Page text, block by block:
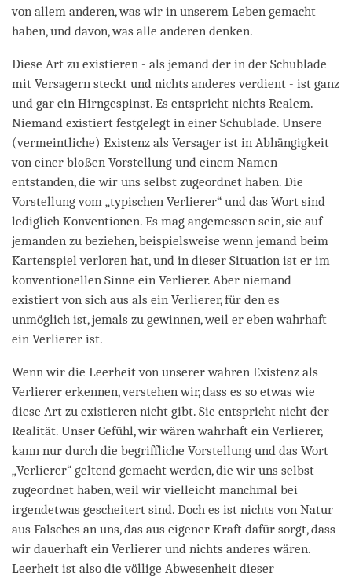
von allem anderen, was wir in unserem Leben gemacht
haben, und davon, was alle anderen denken.
Diese Art zu existieren - als jemand der in der Schublade
mit Versagern steckt und nichts anderes verdient - ist ganz
und gar ein Hirngespinst. Es entspricht nichts Realem.
Niemand existiert festgelegt in einer Schublade. Unsere
(vermeintliche) Existenz als Versager ist in Abhängigkeit
von einer bloßen Vorstellung und einem Namen
entstanden, die wir uns selbst zugeordnet haben. Die
Vorstellung vom „typischen Verlierer“ und das Wort sind
lediglich Konventionen. Es mag angemessen sein, sie auf
jemanden zu beziehen, beispielsweise wenn jemand beim
Kartenspiel verloren hat, und in dieser Situation ist er im
konventionellen Sinne ein Verlierer. Aber niemand
existiert von sich aus als ein Verlierer, für den es
unmöglich ist, jemals zu gewinnen, weil er eben wahrhaft
ein Verlierer ist.
Wenn wir die Leerheit von unserer wahren Existenz als
Verlierer erkennen, verstehen wir, dass es so etwas wie
diese Art zu existieren nicht gibt. Sie entspricht nicht der
Realität. Unser Gefühl, wir wären wahrhaft ein Verlierer,
kann nur durch die begriffliche Vorstellung und das Wort
„Verlierer“ geltend gemacht werden, die wir uns selbst
zugeordnet haben, weil wir vielleicht manchmal bei
irgendetwas gescheitert sind. Doch es ist nichts von Natur
aus Falsches an uns, das aus eigener Kraft dafür sorgt, dass
wir dauerhaft ein Verlierer und nichts anderes wären.
Leerheit ist also die völlige Abwesenheit dieser